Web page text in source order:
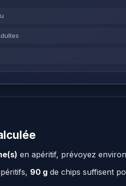
en apéritif, prévoyez environ
90 g de chips suffisent